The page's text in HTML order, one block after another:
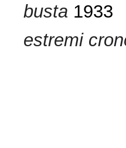
busta 1933
estremi